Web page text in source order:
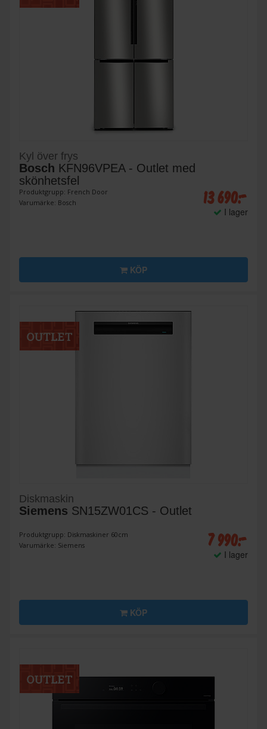
Kyl över frys
Bosch KFN96VPEA - Outlet med
skönhetsfel
Produktgrupp: French Door
Varumärke: Bosch
13 690:-
I lager
KÖP
Diskmaskin
Siemens SN15ZW01CS - Outlet
Produktgrupp: Diskmaskiner 60cm
Varumärke: Siemens
7 990:-
I lager
KÖP